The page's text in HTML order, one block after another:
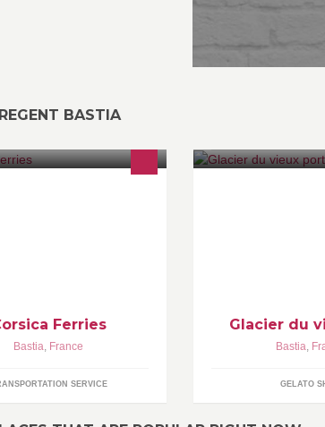
BASTIA
Ferries
Bastia, France
SERVICE
Glacier du
Bastia,
GELATO